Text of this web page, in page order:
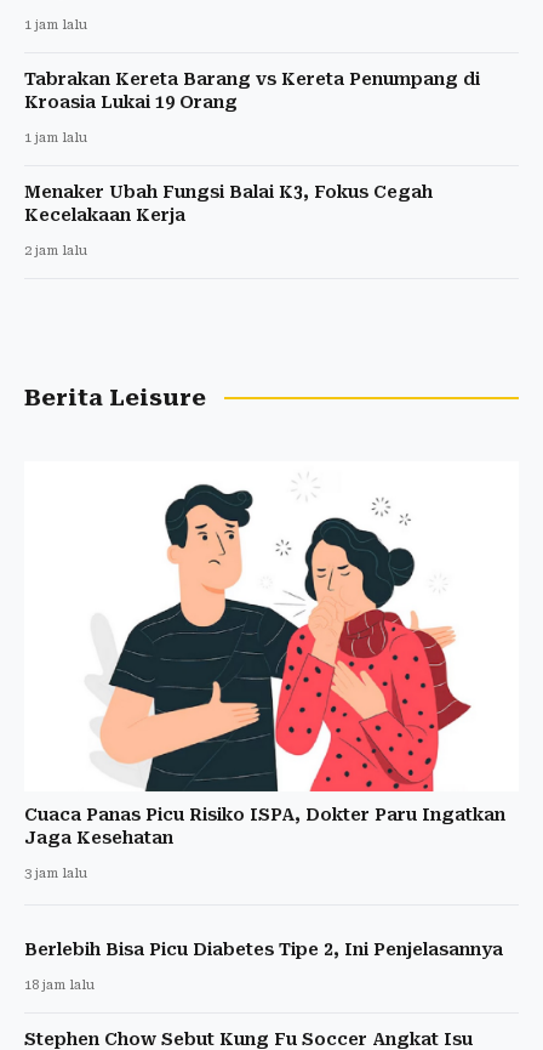
1 jam lalu
Tabrakan Kereta Barang vs Kereta Penumpang di
Kroasia Lukai 19 Orang
1 jam lalu
Menaker Ubah Fungsi Balai K3, Fokus Cegah
Kecelakaan Kerja
2 jam lalu
Berita Leisure
Cuaca Panas Picu Risiko ISPA, Dokter Paru Ingatkan
Jaga Kesehatan
3 jam lalu
Berlebih Bisa Picu Diabetes Tipe 2, Ini Penjelasannya
18 jam lalu
Stephen Chow Sebut Kung Fu Soccer Angkat Isu